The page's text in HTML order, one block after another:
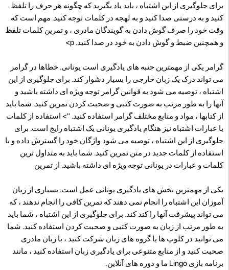
برای جلوگیری از این اشتباه ، باید یاد بگیرید که چگونه هر حرف را تلفظ
کنید و به درستی صدا کنید و به لهجه در کلمات توجه کنید. مهم است که
وقت خود را صرف گوش دادن به گویندگان مادری ، و تمرین کلمات تلفظ
و همچنین ضبط و گوش دادن به خود در صدا کنید. p>
گرامر یکی از مهمترین جنبه های یادگیری است یونانی. خطاها در گرامر
می تواند درک یک زبان خارجی را بسیار دشوار کند. برای جلوگیری از این
اشتباه ، توصیه می شود به قوانین گرامر توجه ویژه ای داشته باشید و
آنها را به طور مرتب به صورت کتبی و صحبت کردن تمرین کنید. شما باید
از کتابها ، مواد و منابع مختلف گرامر استفاده کنید. "> استفاده از کلمات
یا عبارات اشتباه نیز هنگام یادگیری یونانی یک اشتباه رایج است. برای
جلوگیری از این اشتباه ، توصیه می شود واژگان خود را گسترش داده و با
استفاده از کلمات جدید در متن تمرین کنید. شما باید به متداول ترین
کلمات و عبارات در یونانی توجه ویژه ای داشته باشید. از تمرین
یکی از مهمترین بخش های یادگیری یونانی عمل است. بسیاری از زبان
آموزان این اشتباه را انجام نمی دهند که تمرین کافی را انجام ندهند ، که
می تواند پیشرفت آنها را کند کند. برای جلوگیری از این اشتباه ، شما باید
به طور مرتب از زبان به صورت کتبی و صحبت کردن استفاده کنید. شما
می توانید در کلوپ ها یا گروه های زبان شرکت کنید ، با زبان مادری
صحبت کنید و از منابع متنوعی برای یادگیری زبان استفاده کنید ، مانند
برنامه بازی Lingo ما و دوره های آنلاین.